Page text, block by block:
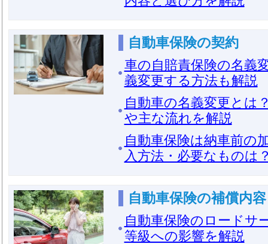
自動車保険の契約
車の自賠責保険の名義
義変更する方法も解説
自動車の名義変更とは
や主な流れを解説
自動車保険は納車前の
入方法・必要なものは
自動車保険の補償内容
自動車保険のロードサ
等級への影響を解説